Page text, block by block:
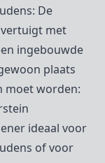
De
met
ingebouwde
plaats
moet worden:
ideaal voor
of voor